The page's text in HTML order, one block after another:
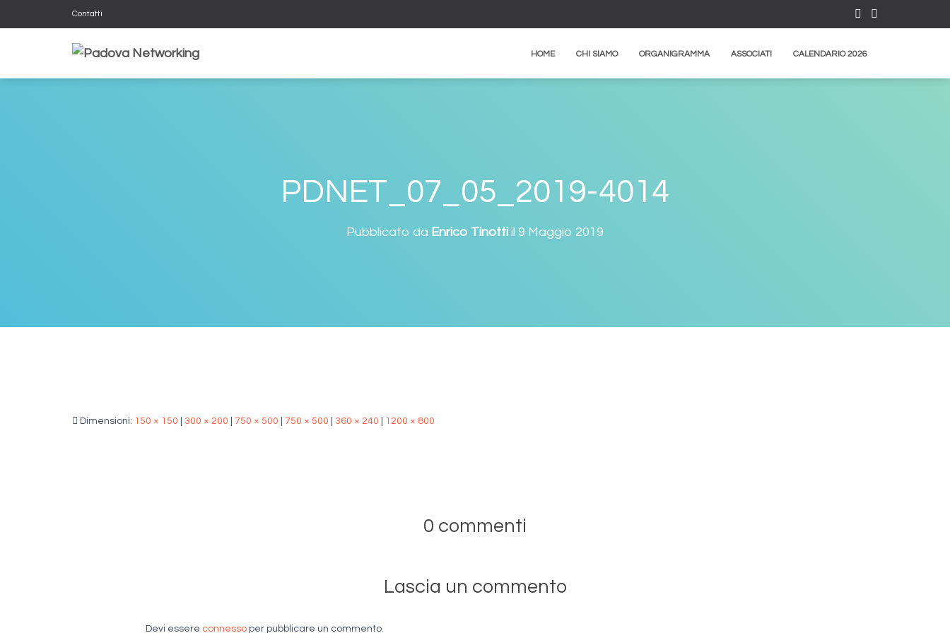
Contatti
HOME CHI SIAMO ORGANIGRAMMA ASSOCIATI CALENDARIO 2026
PDNET_07_05_2019-4014
Pubblicato da Enrico Tinotti il 9 Maggio 2019
Dimensioni: 150 × 150 300 × 200 750 × 500 750 × 500 360 × 240 1200 × 800
0 commenti
Lascia un commento
Devi essere connesso per pubblicare un commento.